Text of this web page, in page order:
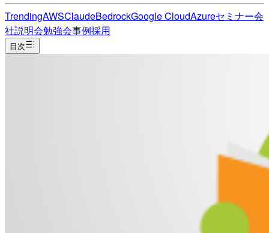
TrendingAWSClaudeBedrockGoogle CloudAzureセミナー会
社説明会勉強会事例採用
目次